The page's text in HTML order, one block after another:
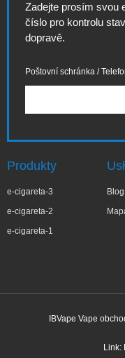
Zadejte prosím svou
číslo pro kontrolu
dopravě.
Poštovní schránka /
Produkty
e-cigareta-3
e-cigareta-2
e-cigareta-1
Blog
IBVape Vape
Link: